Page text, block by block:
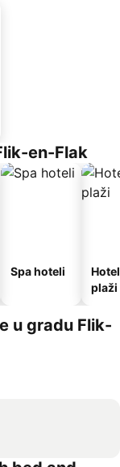
en-Flak
Spa hoteli
plaži
u gradu Flik-